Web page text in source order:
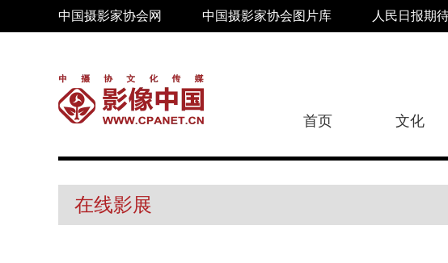
中国摄影家协会网 中国摄影家协会图片库 人民日报期
首页 文化
在线影展